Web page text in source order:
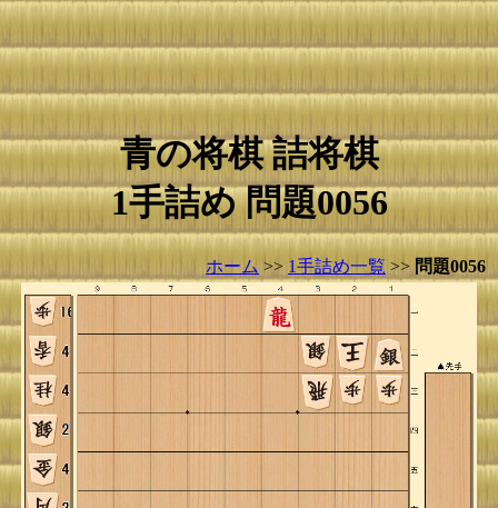
青の将棋 詰将棋
1手詰め 問題0056
ホーム >> 1手詰め一覧 >> 問題0056